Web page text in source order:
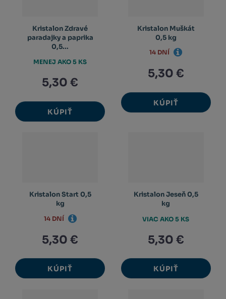
Kristalon Zdravé
paradajky a paprika
0,5...
5,30 €
KÚPIŤ
MENEJ AKO 5 KS
Kristalon Muškát
0,5 kg
5,30 €
KÚPIŤ
14 DNÍ
Kristalon Start 0,5
kg
5,30 €
KÚPIŤ
14 DNÍ
Kristalon Jeseň 0,5
kg
5,30 €
KÚPIŤ
VIAC AKO 5 KS